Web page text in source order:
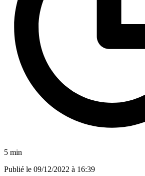
5 min
Publié le 09/12/2022 à 16:39